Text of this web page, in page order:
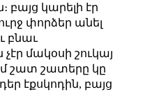
բայց կարելի էր
փորձեր անել
բնաւ
մակօսի շուկայ
շատ շատերը կը
էքսկոդին, բայց